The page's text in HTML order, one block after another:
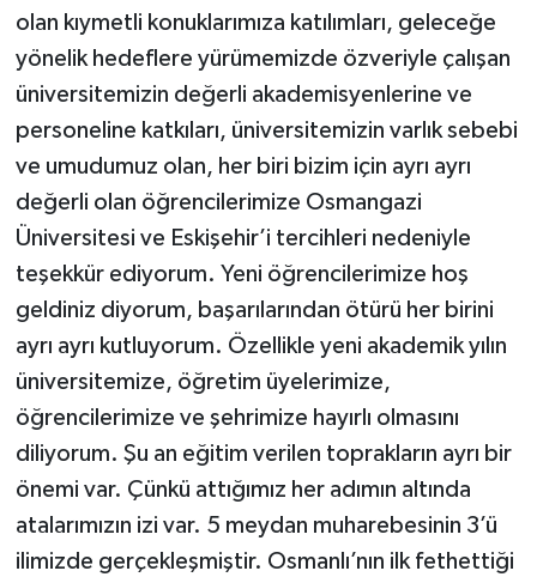
olan kıymetli konuklarımıza katılımları, geleceğe
yönelik hedeflere yürümemizde özveriyle çalışan
üniversitemizin değerli akademisyenlerine ve
personeline katkıları, üniversitemizin varlık sebebi
ve umudumuz olan, her biri bizim için ayrı ayrı
değerli olan öğrencilerimize Osmangazi
Üniversitesi ve Eskişehir’i tercihleri nedeniyle
teşekkür ediyorum. Yeni öğrencilerimize hoş
geldiniz diyorum, başarılarından ötürü her birini
ayrı ayrı kutluyorum. Özellikle yeni akademik yılın
üniversitemize, öğretim üyelerimize,
öğrencilerimize ve şehrimize hayırlı olmasını
diliyorum. Şu an eğitim verilen toprakların ayrı bir
önemi var. Çünkü attığımız her adımın altında
atalarımızın izi var. 5 meydan muharebesinin 3’ü
ilimizde gerçekleşmiştir. Osmanlı’nın ilk fethettiği